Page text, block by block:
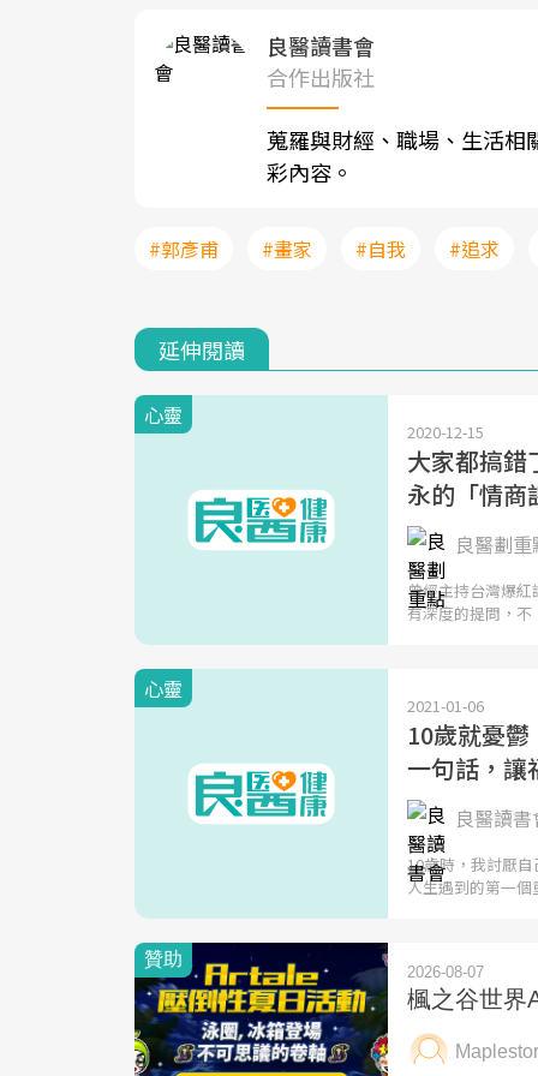
良醫讀書會
合作出版社
蒐羅與財經、職場、生活
彩內容。
#郭彥甫 #畫家 #自我 #追求
延伸閱讀
心靈
2020-12-15
大家都搞錯
永的「情商
良醫劃
曾經主持台灣爆
有深度的提問，不
心靈
2021-01-06
10歲就憂
一句話，讓
良醫讀
10歲時，我討厭
人生遇到的第一個